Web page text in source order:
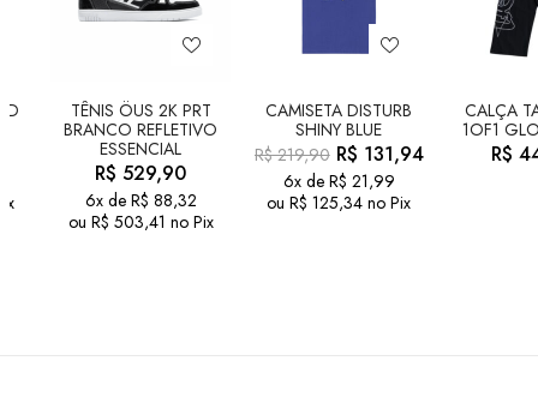
TÊNIS ÖUS 2K PRT
BRANCO REFLETIVO
ESSENCIAL
R$ 529,90
6x de R$ 88,32
ou R$ 503,41 no Pix
CAMISETA DISTURB
SHINY BLUE
R$219,90 R$ 131,94
6x de R$ 21,99
ou R$ 125,34 no Pix
CALÇA
1OF1
R$